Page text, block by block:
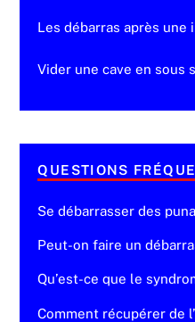
Les débarras après une
Vider une cave en sous
QUESTIONS
Se débarrasser des
Peut-on faire un
Qu’est-ce que le
Comment récupérer de